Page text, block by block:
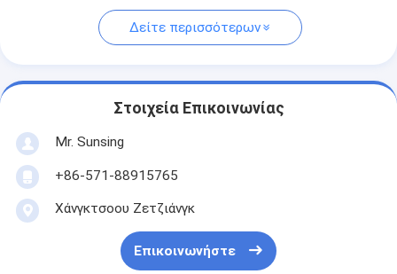
Δείτε περισσότερων
Στοιχεία Επικοινωνίας
Mr. Sunsing
+86-571-88915765
Χάνγκτσοου Ζετζιάνγκ
Επικοινωνήστε